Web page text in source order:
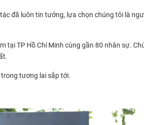
đã luôn tin tưởng, lựa chọn chúng tôi là
tại TP Hồ Chí Minh cùng gần 80 nhân sự.
tương lai sắp tới.